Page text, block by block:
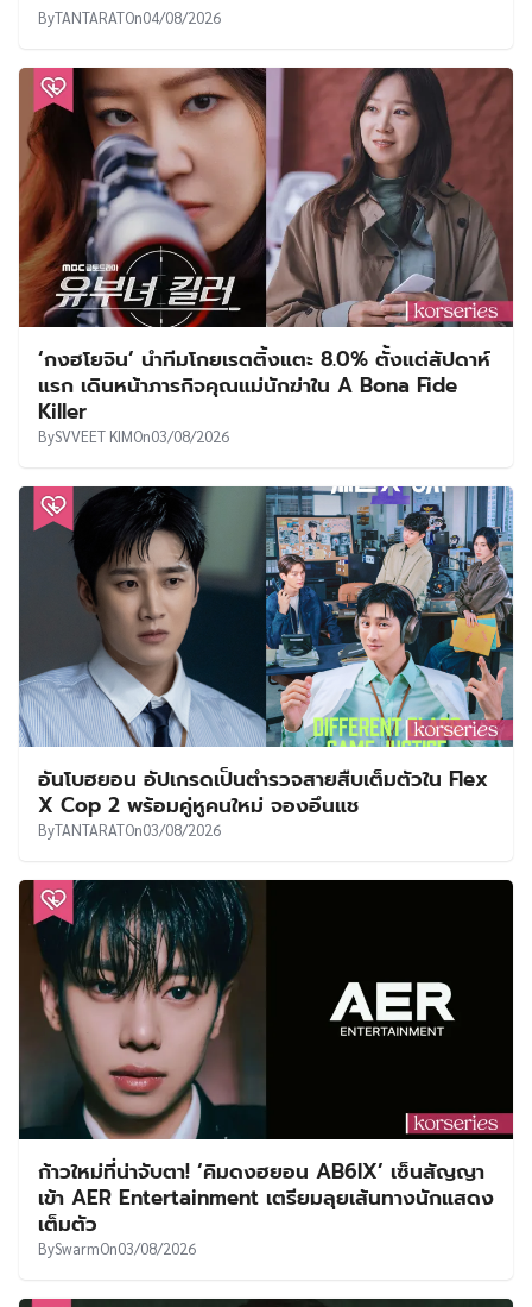
ByTANTARATOn04/08/2026
‘กงฮโยจิน’ นำทีมโกยเรตติ้งแตะ 8.0% ตั้งแต่สัปดาห์
แรก เดินหน้าภารกิจคุณแม่นักฆ่าใน A Bona Fide
Killer
BySVVEET KIMOn03/08/2026
อันโบฮยอน อัปเกรดเป็นตำรวจสายสืบเต็มตัวใน Flex
X Cop 2 พร้อมคู่หูคนใหม่ จองอึนแช
ByTANTARATOn03/08/2026
ก้าวใหม่ที่น่าจับตา! ‘คิมดงฮยอน AB6IX’ เซ็นสัญญา
เข้า AER Entertainment เตรียมลุยเส้นทางนักแสดง
เต็มตัว
BySwarmOn03/08/2026